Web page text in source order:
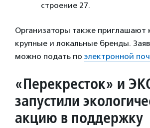
строение 27.
Организаторы также приглашают
крупные и локальные бренды.
можно подать по электронной
«Перекресток» и
запустили
акцию в поддержку